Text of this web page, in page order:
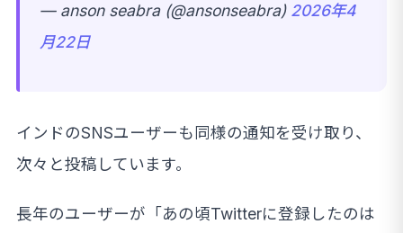
— anson seabra (@ansonseabra) 2026年4
月22日
インドのSNSユーザーも同様の通知を受け取り、
次々と投稿しています。
長年のユーザーが「あの頃Twitterに登録したのは